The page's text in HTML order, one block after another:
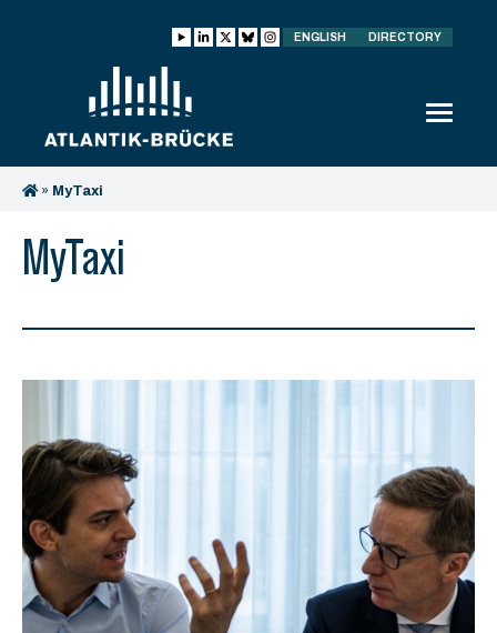
ENGLISH DIRECTORY
» MyTaxi
MyTaxi